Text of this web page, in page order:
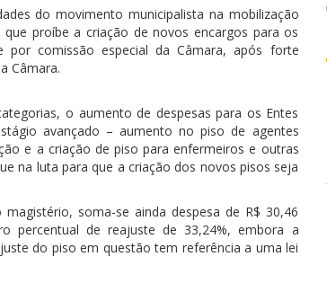
do movimento municipalista na mobilização
proíbe a criação de novos encargos para os
por comissão especial da Câmara, após forte
Câmara.
o aumento de despesas para os Entes
avançado – aumento no piso de agentes
e a criação de piso para enfermeiros e outras
na luta para que a criação dos novos pisos seja
soma-se ainda despesa de R$ 30,46
percentual de reajuste de 33,24%, embora a
do piso em questão tem referência a uma lei